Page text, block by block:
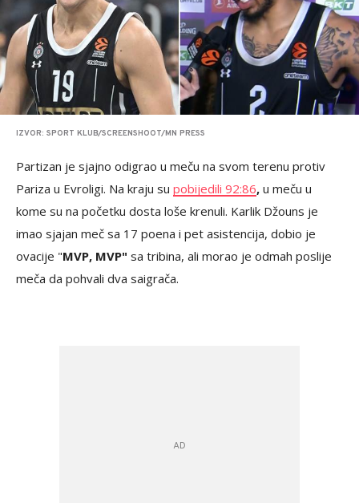
IZVOR: SPORT KLUB/SCREENSHOOT/MN PRESS
Partizan je sjajno odigrao u meču na svom terenu protiv
Pariza u Evroligi. Na kraju su pobijedili 92:86, u meču u
kome su na početku dosta loše krenuli. Karlik Džouns je
imao sjajan meč sa 17 poena i pet asistencija, dobio je
ovacije "MVP, MVP" sa tribina, ali morao je odmah poslije
meča da pohvali dva saigrača.